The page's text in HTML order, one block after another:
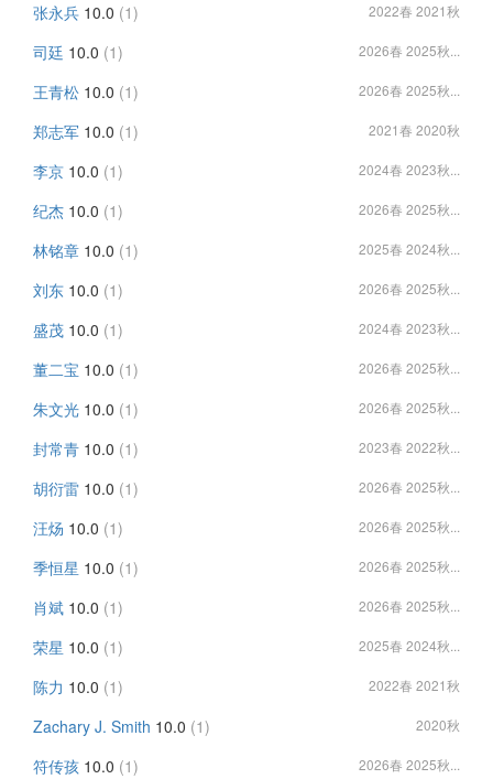
张永兵 10.0 (1) 2022春 2021秋
司廷 10.0 (1) 2026春 2025秋...
王青松 10.0 (1) 2026春 2025秋...
郑志军 10.0 (1) 2021春 2020秋
李京 10.0 (1) 2024春 2023秋...
纪杰 10.0 (1) 2026春 2025秋...
林铭章 10.0 (1) 2025春 2024秋...
刘东 10.0 (1) 2026春 2025秋...
盛茂 10.0 (1) 2024春 2023秋...
董二宝 10.0 (1) 2026春 2025秋...
朱文光 10.0 (1) 2026春 2025秋...
封常青 10.0 (1) 2023春 2022秋...
胡衍雷 10.0 (1) 2026春 2025秋...
汪炀 10.0 (1) 2026春 2025秋...
季恒星 10.0 (1) 2026春 2025秋...
肖斌 10.0 (1) 2026春 2025秋...
荣星 10.0 (1) 2025春 2024秋...
陈力 10.0 (1) 2022春 2021秋
Zachary J. Smith 10.0 (1) 2020秋
符传孩 10.0 (1) 2026春 2025秋...